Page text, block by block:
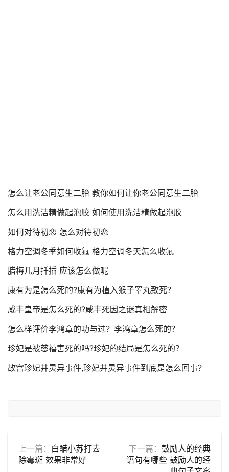
怎么让老公同意生二胎 教你如何让你老公同意生二胎
怎么用洗洁精做起泡胶 如何使用洗洁精做起泡胶
如何对待初恋 怎么对待初恋
格力空调冬季如何收氟 格力空调冬天怎么收氟
腊梅几月扦插 应该怎么做呢
康有为是怎么死的?康有为植入猴子睾丸致死？
咸丰皇帝是怎么死的?咸丰死因之谜真相解密
怎么样评价李鸿章的功与过？李鸿章怎么死的？
珍妃是被慈禧害死的吗?珍妃的结局是怎么死的？
故宫珍妃井灵异事件,珍妃井灵异事件到底是怎么回事？
上一篇： 白醋小苏打去
除霉斑 效果非常好
下一篇： 鼓励人的经典
语句有哪些 鼓励人的经